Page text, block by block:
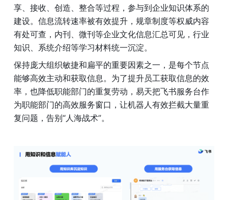
享、接收、创造、整合等过程，参与到企业知识体系的
建设。信息流转速率被有效提升，规章制度等权威内容
有处可查，内刊、微刊等企业文化信息汇总可见，行业
知识、系统介绍等学习材料统一沉淀。
保持庞大组织敏捷和扁平的重要因素之一，是每个节点
能够高效主动和获取信息。为了提升员工获取信息的效
率，也降低职能部门的重复劳动，易天把飞书服务台作
为职能部门的高效服务窗口，让机器人有效拦截大量重
复问题，告别“人海战术”。